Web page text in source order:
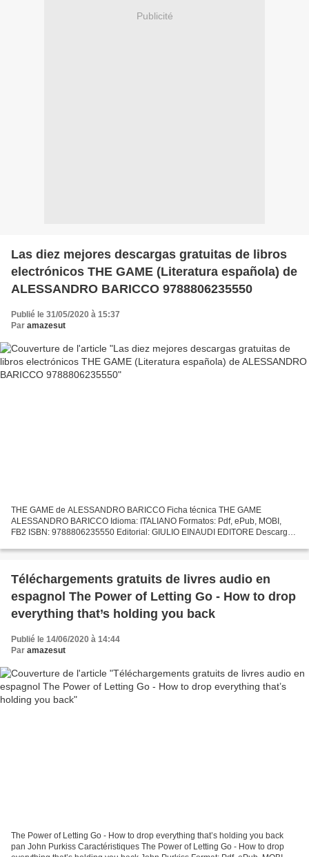
Publicité
Las diez mejores descargas gratuitas de libros
electrónicos THE GAME (Literatura española) de
ALESSANDRO BARICCO 9788806235550
Publié le 31/05/2020 à 15:37
Par amazesut
THE GAME de ALESSANDRO BARICCO Ficha técnica THE GAME
ALESSANDRO BARICCO Idioma: ITALIANO Formatos: Pdf, ePub, MOBI,
FB2 ISBN: 9788806235550 Editorial: GIULIO EINAUDI EDITORE Descargar
Téléchargements gratuits de livres audio en
espagnol The Power of Letting Go - How to drop
everything that’s holding you back
Publié le 14/06/2020 à 14:44
Par amazesut
The Power of Letting Go - How to drop everything that’s holding you back
pan John Purkiss Caractéristiques The Power of Letting Go - How to drop